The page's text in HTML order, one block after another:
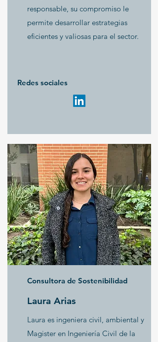
responsable, su compromiso le
permite desarrollar estrategias
eficientes y valiosas para el sector.
Redes sociales
Consultora de Sostenibilidad
Laura Arias
Laura es ingeniera civil, ambiental y
Magister en Ingeniería Civil de la